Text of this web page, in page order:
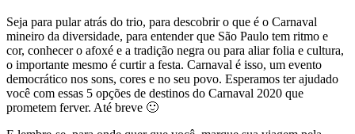
Seja para pular atrás do trio, para descobrir o que é o Carnaval
mineiro da diversidade, para entender que São Paulo tem ritmo e
cor, conhecer o afoxé e a tradição negra ou para aliar folia e cultura,
o importante mesmo é curtir a festa. Carnaval é isso, um evento
democrático nos sons, cores e no seu povo. Esperamos ter ajudado
você com essas 5 opções de destinos do Carnaval 2020 que
prometem ferver. Até breve 🙂